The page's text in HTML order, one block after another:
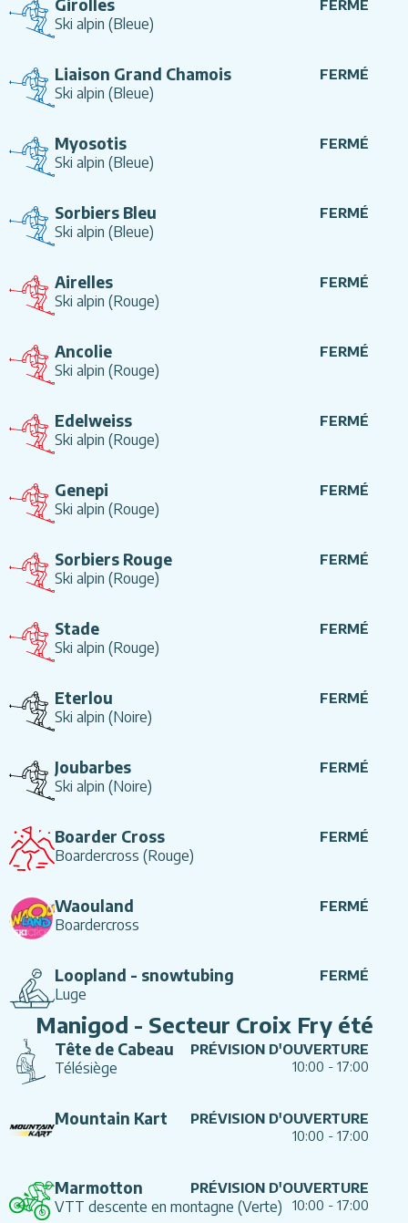
Girolles FERMÉ
Ski alpin (Bleue)
Liaison Grand Chamois FERMÉ
Ski alpin (Bleue)
Myosotis FERMÉ
Ski alpin (Bleue)
Sorbiers Bleu FERMÉ
Ski alpin (Bleue)
Airelles FERMÉ
Ski alpin (Rouge)
Ancolie FERMÉ
Ski alpin (Rouge)
Edelweiss FERMÉ
Ski alpin (Rouge)
Genepi FERMÉ
Ski alpin (Rouge)
Sorbiers Rouge FERMÉ
Ski alpin (Rouge)
Stade FERMÉ
Ski alpin (Rouge)
Eterlou FERMÉ
Ski alpin (Noire)
Joubarbes FERMÉ
Ski alpin (Noire)
Boarder Cross FERMÉ
Boardercross (Rouge)
Waouland FERMÉ
Boardercross
Loopland - snowtubing FERMÉ
Luge
Manigod - Secteur Croix Fry été
Tête de Cabeau
PRÉVISION D'OUVERTURE
10:00 - 17:00
Télésiège
Mountain Kart
PRÉVISION D'OUVERTURE
10:00 - 17:00
Marmotton
PRÉVISION D'OUVERTURE
10:00 - 17:00
VTT descente en montagne (Verte)